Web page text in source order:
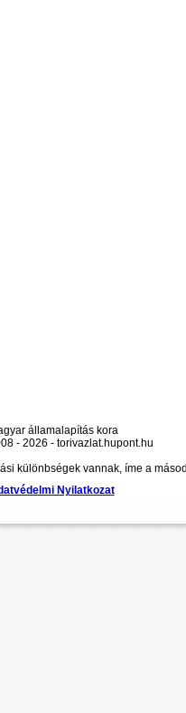
államalapítás kora
- 2026 - torivazlat.hupont.hu
különbségek vannak, íme a
Nyilatkozat